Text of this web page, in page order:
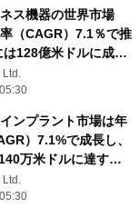
ス機器の世界市場
（CAGR）7.1％で推
128億米ドルに成長
Ltd.
ンプラント市場は年
）7.1%で成長し、
万米ドルに達する
Ltd.